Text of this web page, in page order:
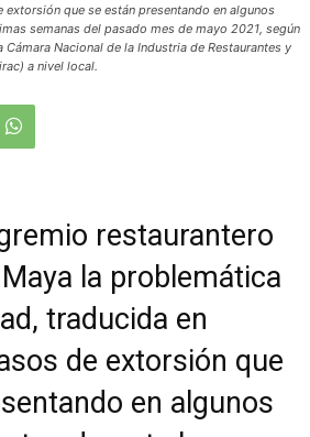
que se están presentando en algunos
semanas del pasado mes de mayo 2021, según
Nacional de la Industria de Restaurantes y
a nivel local.
restaurantero
la problemática
traducida en
de extorsión que
en algunos